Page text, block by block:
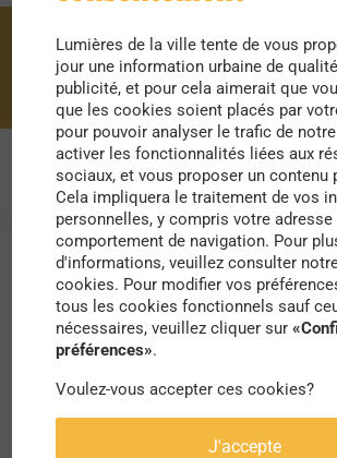
normes
Lumières de la ville tente de vous
jour une information urbaine de
publicité, et pour cela aimerait que
que les cookies soient placés par
pour pouvoir analyser le trafic de
activer les fonctionnalités liées aux
sociaux, et vous proposer un contenu
Cela impliquera le traitement de vos
personnelles, y compris votre adresse
comportement de navigation. Pour
d'informations, veuillez consulter
cookies. Pour modifier vos
tous les cookies fonctionnels sauf
nécessaires, veuillez cliquer sur
préférences».
Voulez-vous accepter ces cookies?
J'accepte